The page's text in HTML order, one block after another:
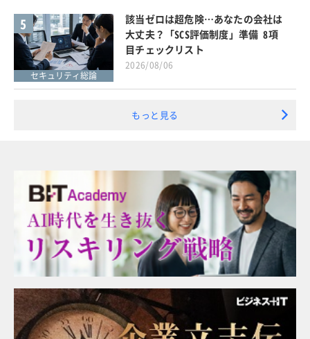
5
セキュリティ総論
該当ゼロは超危険…あなたの会社は
大丈夫？「SCS評価制度」準備 8項
目チェックリスト
2026/08/06
もっと見る